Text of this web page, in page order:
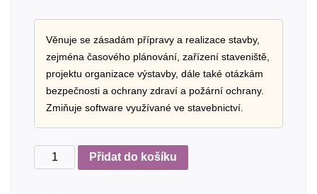
Věnuje se zásadám přípravy a realizace stavby,
zejména časového plánování, zařízení staveniště,
projektu organizace výstavby, dále také otázkám
bezpečnosti a ochrany zdraví a požární ochrany.
Zmiňuje software využívané ve stavebnictví.
Příprava
a
Přidat do košíku